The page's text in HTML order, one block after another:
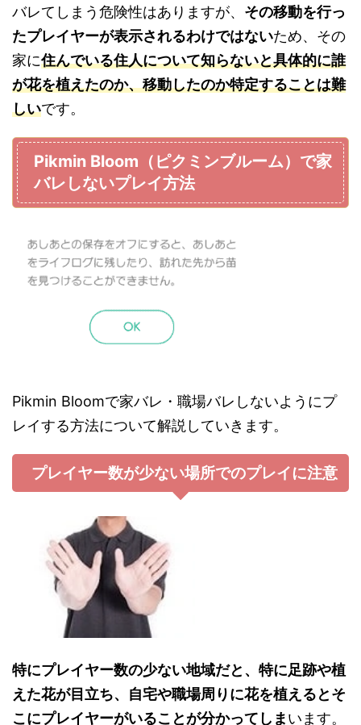
バレてしまう危険性はありますが、 その移動を行っ
たプレイヤーが表示されるわけではないため、その
家に住んでいる住人について知らないと具体的に誰
が花を植えたのか、移動したのか特定することは難
しいです。
Pikmin Bloom（ピクミンブルーム）で家
バレしないプレイ方法
Pikmin Bloomで家バレ・職場バレしないようにプ
レイする方法について解説していきます。
プレイヤー数が少ない場所でのプレイに注意
特にプレイヤー数の少ない地域だと、特に足跡や植
えた花が目立ち、自宅や職場周りに花を植えるとそ
こにプレイヤーがいることが分かってしまいます。